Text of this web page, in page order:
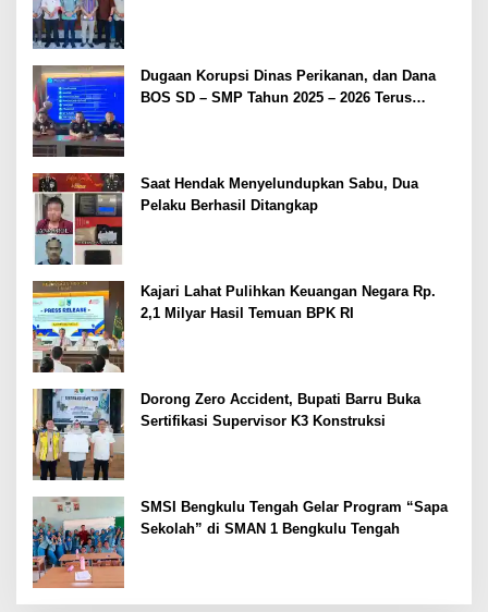
Dugaan Korupsi Dinas Perikanan, dan Dana
BOS SD – SMP Tahun 2025 – 2026 Terus
Saat Hendak Menyelundupkan Sabu, Dua
Pelaku Berhasil Ditangkap
Kajari Lahat Pulihkan Keuangan Negara Rp.
2,1 Milyar Hasil Temuan BPK RI
Dorong Zero Accident, Bupati Barru Buka
Sertifikasi Supervisor K3 Konstruksi
SMSI Bengkulu Tengah Gelar Program “Sapa
Sekolah” di SMAN 1 Bengkulu Tengah